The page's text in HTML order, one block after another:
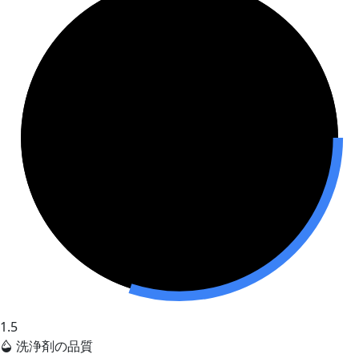
1.5
洗浄剤の品質